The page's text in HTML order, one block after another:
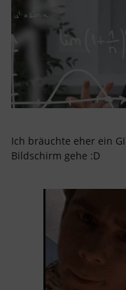
Ich bräuchte eher ein
Bildschirm gehe :D